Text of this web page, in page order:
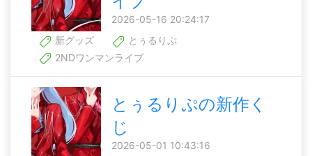
2026-05-16 20:24:17
新グッズ
とぅるりぷ
2NDワンマンライブ
とぅるりぷの新作く
じ
2026-05-01 10:43:16